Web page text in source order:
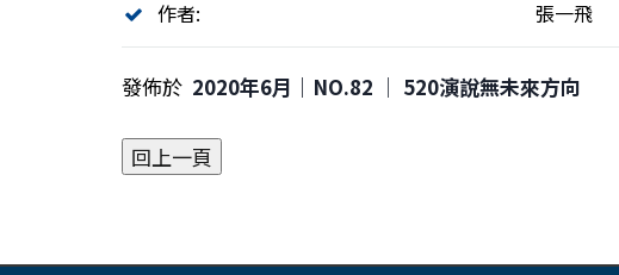
作者: 張一飛
發佈於 2020年6月｜NO.82 │ 520演說無未來方向